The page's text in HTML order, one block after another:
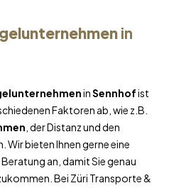
in
inSennhofist
Faktoren ab, wie z.B.
, der Distanz und den
bieten Ihnen gerne eine
an, damit Sie genau
Bei Züri Transporte &